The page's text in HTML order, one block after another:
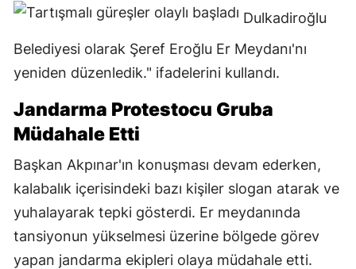
Dulkadiroğlu
Belediyesi olarak Şeref Eroğlu Er Meydanı'nı
yeniden düzenledik." ifadelerini kullandı.
Jandarma Protestocu Gruba
Müdahale Etti
Başkan Akpınar'ın konuşması devam ederken,
kalabalık içerisindeki bazı kişiler slogan atarak ve
yuhalayarak tepki gösterdi. Er meydanında
tansiyonun yükselmesi üzerine bölgede görev
yapan jandarma ekipleri olaya müdahale etti.